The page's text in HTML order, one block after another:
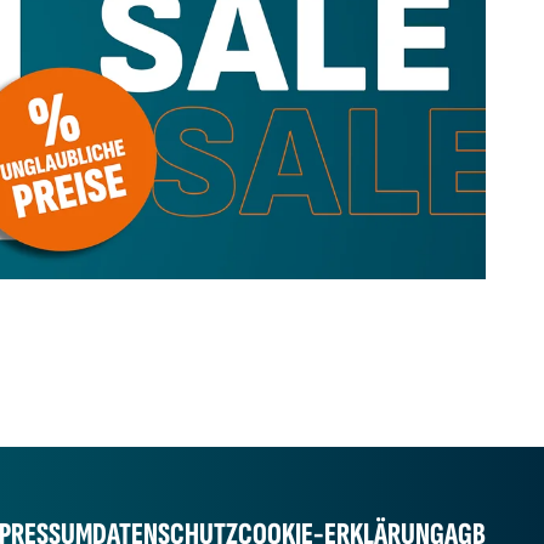
DATENSCHUTZCOOKIE-ERKLÄRUNGAGB